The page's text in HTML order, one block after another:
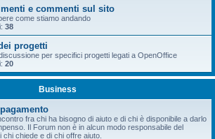
e commenti sul sito
come stiamo andando
38
progetti
per specifici progetti legati a OpenOffice
20
Business
fra chi ha bisogno di aiuto e di chi è disponibile a darlo
Il Forum non è in alcun modo responsabile del
chiede e di chi offre aiuto.